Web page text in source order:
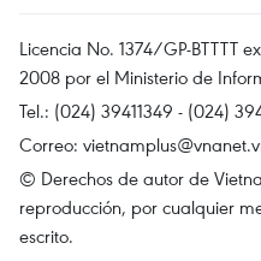
Licencia No. 1374/GP-BTTTT
2008 por el Ministerio de
Tel.: (024) 39411349 - (024)
Correo:
© Derechos de autor de
reproducción, por cualquier
escrito.